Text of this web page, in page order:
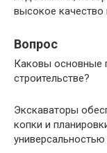
высокое качество
Вопрос
Каковы основные
строительстве?
Экскаваторы
копки и